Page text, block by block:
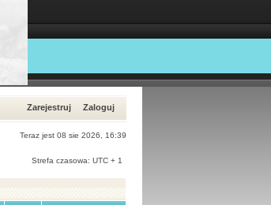
Zarejestruj Zaloguj
Teraz jest 08 sie 2026, 16:39
Strefa czasowa: UTC + 1